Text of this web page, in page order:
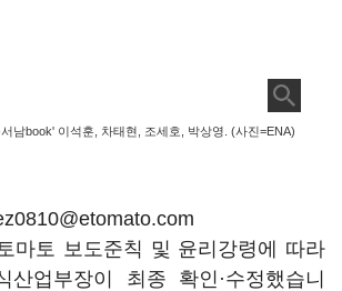
남book' 이석훈, 차태현, 조세호, 박상영. (사진=ENA)
마토 보도준칙 및 윤리강령에 따라
산업부장이 최종 확인·수정했습니